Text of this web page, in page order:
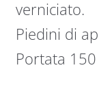
verniciato.
Piedini di
Portata 150